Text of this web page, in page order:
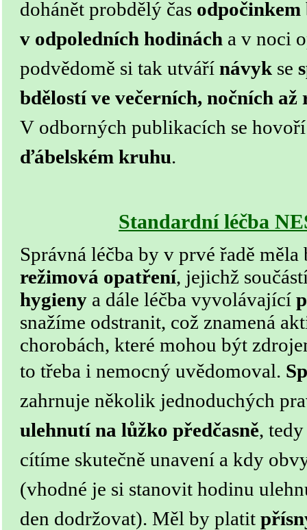
dohánět probdělý čas odpočinkem
v odpoledních hodinách a v noci
podvědomě si tak utváří návyk se
bdělostí ve večerních, nočních
V odborných publikacích se
ďábelském kruhu.
Standardní léčba
Správná léčba by v prvé řadě měla
režimová opatření, jejichž
hygieny a dále léčba vyvolávající
snažíme odstranit, což znamená
chorobách, které mohou být
to třeba i nemocný uvědomoval.
zahrnuje několik jednoduchých
ulehnutí na lůžko předčasně,
cítíme skutečně unavení a kdy
(vhodné je si stanovit hodinu
den dodržovat). Měl by platit